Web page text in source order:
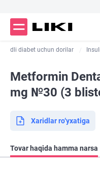
diabet uchun dorilar
Metformin
mg №30 (3
Xaridlar ro‘yxatiga
Tovar haqida hamma narsa